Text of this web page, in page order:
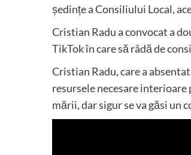
ședințe a Consiliului Local,
Cristian Radu a convocat a
TikTok în care să râdă de
Cristian Radu, care a
resursele necesare interioare
mării, dar sigur se va găsi un